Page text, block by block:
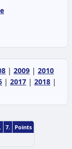
| 2009 | 2010
| 2017 | 2018 |
7.
Points